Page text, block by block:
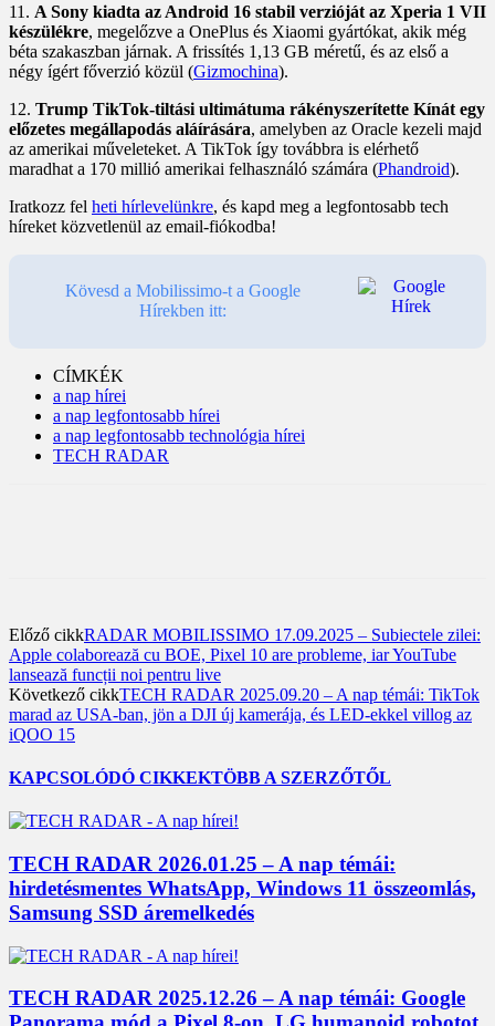
11. A Sony kiadta az Android 16 stabil verzióját az Xperia 1 VII
készülékre, megelőzve a OnePlus és Xiaomi gyártókat, akik még
béta szakaszban járnak. A frissítés 1,13 GB méretű, és az első a
négy ígért főverzió közül (Gizmochina).
12. Trump TikTok-tiltási ultimátuma rákényszerítette Kínát egy
előzetes megállapodás aláírására, amelyben az Oracle kezeli majd
az amerikai műveleteket. A TikTok így továbbra is elérhető
maradhat a 170 millió amerikai felhasználó számára (Phandroid).
Iratkozz fel heti hírlevelünkre, és kapd meg a legfontosabb tech
híreket közvetlenül az email-fiókodba!
Kövesd a Mobilissimo-t a Google
Hírekben itt:
CÍMKÉK
a nap hírei
a nap legfontosabb hírei
a nap legfontosabb technológia hírei
TECH RADAR
Előző cikkRADAR MOBILISSIMO 17.09.2025 – Subiectele zilei:
Apple colaborează cu BOE, Pixel 10 are probleme, iar YouTube
lansează funcții noi pentru live
Következő cikkTECH RADAR 2025.09.20 – A nap témái: TikTok
marad az USA-ban, jön a DJI új kamerája, és LED-ekkel villog az
iQOO 15
KAPCSOLÓDÓ CIKKEKTÖBB A SZERZŐTŐL
TECH RADAR 2026.01.25 – A nap témái:
hirdetésmentes WhatsApp, Windows 11 összeomlás,
Samsung SSD áremelkedés
TECH RADAR 2025.12.26 – A nap témái: Google